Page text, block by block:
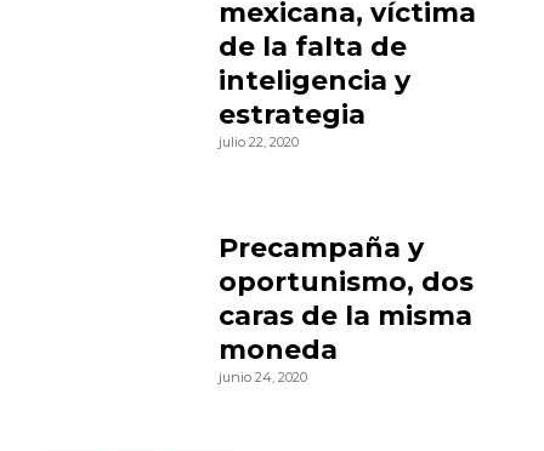
mexicana, víctima
de la falta de
inteligencia y
estrategia
julio 22, 2020
Precampaña y
oportunismo, dos
caras de la misma
moneda
junio 24, 2020